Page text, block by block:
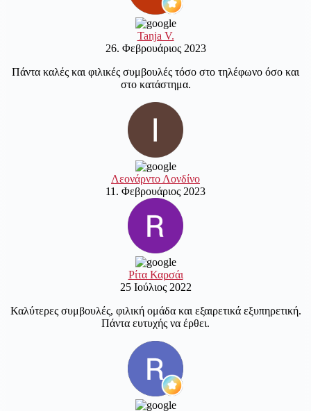
Tanja V.
26. Φεβρουάριος 2023
Πάντα καλές και φιλικές συμβουλές τόσο στο τηλέφωνο όσο και
στο κατάστημα.
Λεονάρντο Λονδίνο
11. Φεβρουάριος 2023
Ρίτα Καρσάι
25 Ιούλιος 2022
Καλύτερες συμβουλές, φιλική ομάδα και εξαιρετικά εξυπηρετική.
Πάντα ευτυχής να έρθει.